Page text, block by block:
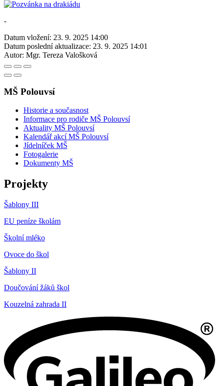
-
Datum vložení: 23. 9. 2025 14:00
Datum poslední aktualizace: 23. 9. 2025 14:01
Autor: Mgr. Tereza Valošková
MŠ Polouvsí
Historie a současnost
Informace pro rodiče MŠ Polouvsí
Aktuality MŠ Polouvsí
Kalendář akcí MŠ Polouvsí
Jídelníček MŠ
Fotogalerie
Dokumenty MŠ
Projekty
Šablony III
EU peníze školám
Školní mléko
Ovoce do škol
Šablony II
Doučování žáků škol
Kouzelná zahrada II